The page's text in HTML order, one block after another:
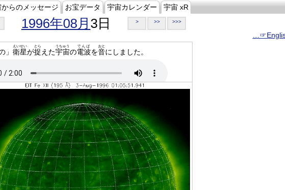
らのメッセージ お宝データ 宇宙カレンダー 宇宙 xR
1996年08月 3日 > >> >>>
」 衛星
えいせい
が捉
とら
えた宇宙
うちゅう
の電波
でんぱ
を音
おと
にしました。